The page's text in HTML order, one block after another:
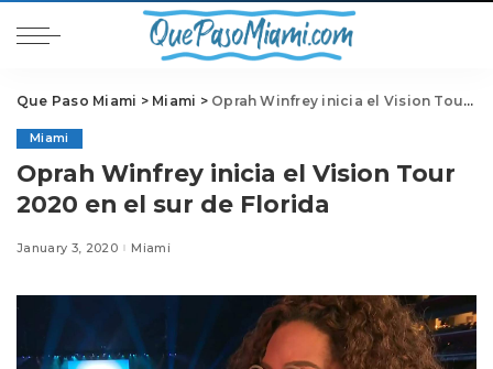
Que Paso Miami > Miami > Oprah Winfrey inicia el Vision Tour 2020 en el sur de Florida
Miami
Oprah Winfrey inicia el Vision Tour
2020 en el sur de Florida
January 3, 2020 Miami